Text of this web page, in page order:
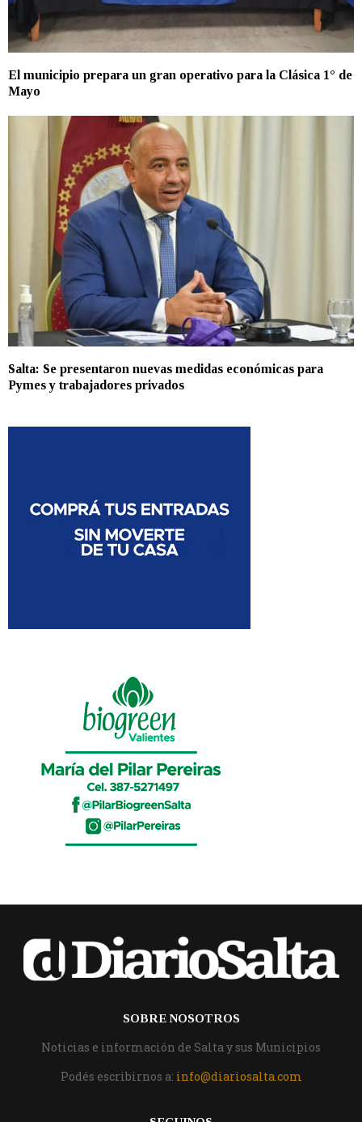
El municipio prepara un gran operativo para la Clásica 1° de
Mayo
Salta: Se presentaron nuevas medidas económicas para
Pymes y trabajadores privados
SOBRE NOSOTROS
Noticias e información de Salta y sus Municipios
Podés escribirnos a: info@diariosalta.com